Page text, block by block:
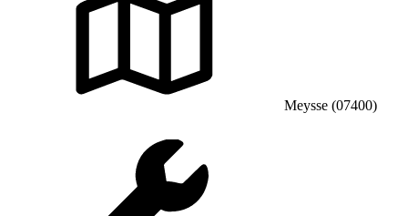
Meysse (07400)